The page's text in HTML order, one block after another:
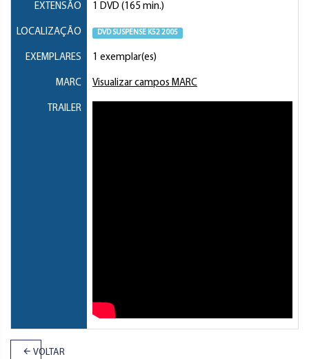
EXTENSÃO 1 DVD (165 min.)
LOCALIZAÇÃO DVD SUSPENSE K52 2005
EXEMPLARES 1 exemplar(es)
MARC Visualizar campos MARC
TRAILER
VOLTAR